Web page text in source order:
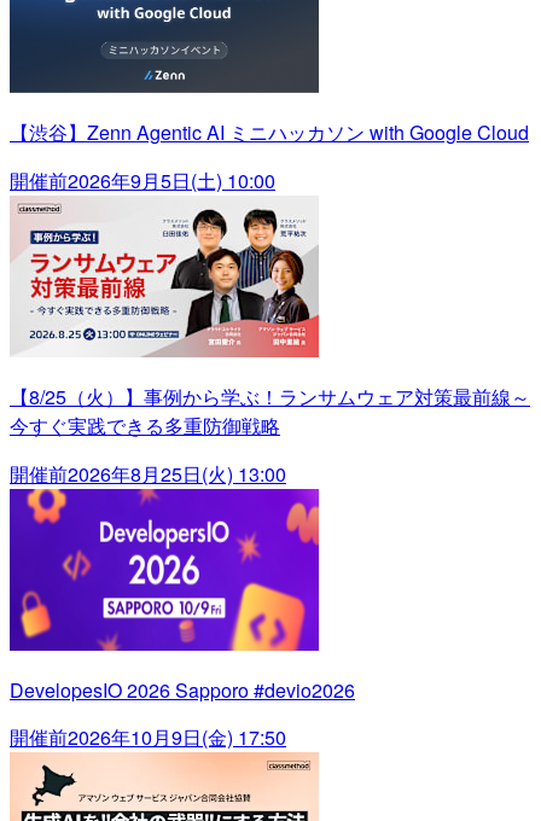
【渋谷】Zenn Agentic AI ミニハッカソン with Google Cloud
開催前2026年9月5日(土) 10:00
【8/25（火）】事例から学ぶ！ランサムウェア対策最前線～
今すぐ実践できる多重防御戦略
開催前2026年8月25日(火) 13:00
DevelopesIO 2026 Sapporo #devio2026
開催前2026年10月9日(金) 17:50